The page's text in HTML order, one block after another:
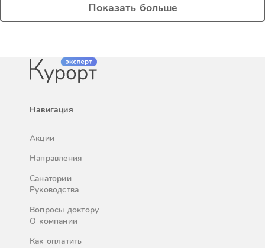
Показать больше
Навигация
Акции
Направления
Санатории
Руководства
Вопросы доктору
О компании
Как оплатить